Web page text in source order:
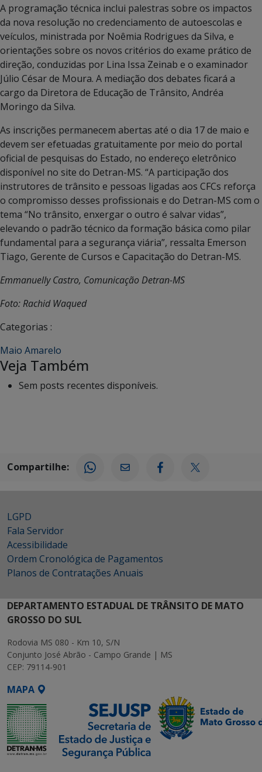
A programação técnica inclui palestras sobre os impactos
da nova resolução no credenciamento de autoescolas e
veículos, ministrada por Noêmia Rodrigues da Silva, e
orientações sobre os novos critérios do exame prático de
direção, conduzidas por Lina Issa Zeinab e o examinador
Júlio César de Moura. A mediação dos debates ficará a
cargo da Diretora de Educação de Trânsito, Andréa
Moringo da Silva.
As inscrições permanecem abertas até o dia 17 de maio e
devem ser efetuadas gratuitamente por meio do portal
oficial de pesquisas do Estado, no endereço eletrônico
disponível no site do Detran-MS. “A participação dos
instrutores de trânsito e pessoas ligadas aos CFCs reforça
o compromisso desses profissionais e do Detran-MS com o
tema “No trânsito, enxergar o outro é salvar vidas”,
elevando o padrão técnico da formação básica como pilar
fundamental para a segurança viária”, ressalta Emerson
Tiago, Gerente de Cursos e Capacitação do Detran-MS.
Emmanuelly Castro, Comunicação Detran-MS
Foto: Rachid Waqued
Categorias :
Maio Amarelo
Veja Também
Sem posts recentes disponíveis.
Compartilhe:
LGPD
Fala Servidor
Acessibilidade
Ordem Cronológica de Pagamentos
Planos de Contratações Anuais
DEPARTAMENTO ESTADUAL DE TRÂNSITO DE MATO
GROSSO DO SUL
Rodovia MS 080 - Km 10, S/N
Conjunto José Abrão - Campo Grande | MS
CEP: 79114-901
MAPA